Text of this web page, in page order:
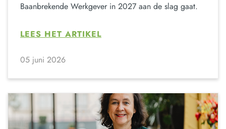
Baanbrekende Werkgever in 2027 aan de slag gaat.
LEES HET ARTIKEL
05 juni 2026